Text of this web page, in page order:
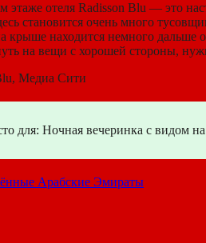
этаже отеля Radisson Blu — это
становится очень много
крыше находится немного
на вещи с хорошей стороны,
Медиа Сити
для: Ночная вечеринка с видом
Арабские Эмираты